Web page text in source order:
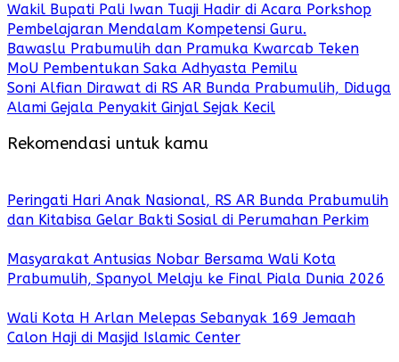
Wakil Bupati Pali Iwan Tuaji Hadir di Acara Porkshop
Pembelajaran Mendalam Kompetensi Guru.
Bawaslu Prabumulih dan Pramuka Kwarcab Teken
MoU Pembentukan Saka Adhyasta Pemilu
Soni Alfian Dirawat di RS AR Bunda Prabumulih, Diduga
Alami Gejala Penyakit Ginjal Sejak Kecil
Rekomendasi untuk kamu
Peringati Hari Anak Nasional, RS AR Bunda Prabumulih
dan Kitabisa Gelar Bakti Sosial di Perumahan Perkim
Masyarakat Antusias Nobar Bersama Wali Kota
Prabumulih, Spanyol Melaju ke Final Piala Dunia 2026
Wali Kota H Arlan Melepas Sebanyak 169 Jemaah
Calon Haji di Masjid Islamic Center